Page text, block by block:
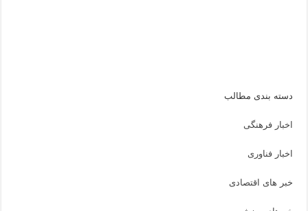
دسته بندی مطالب
اخبار فرهنگی
اخبار فناوری
خبر های اقتصادی